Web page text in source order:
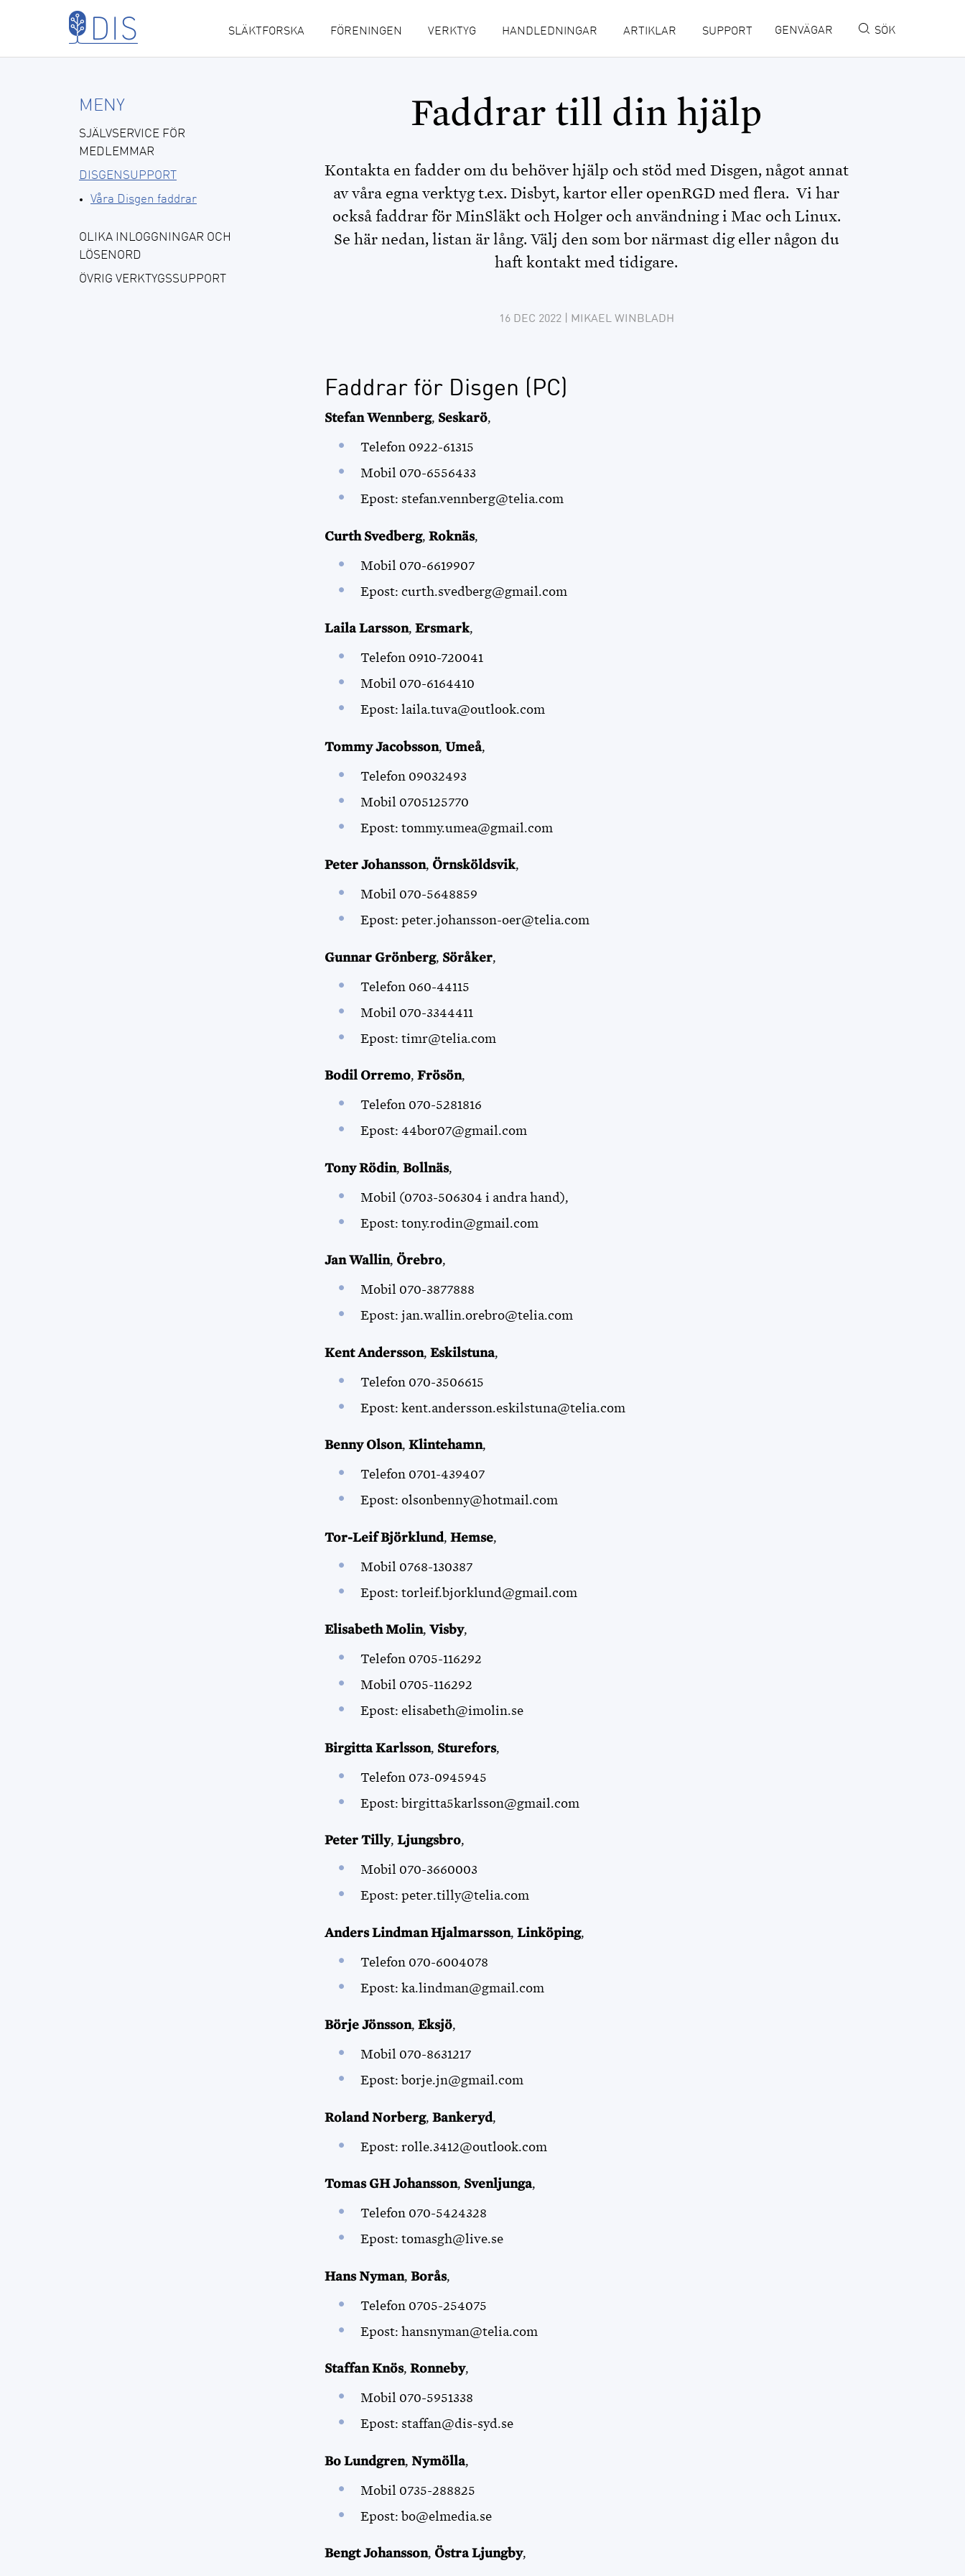
Hoppa till huvudinnehåll
GENVÄGAR SÖK
SLÄKTFORSKA FÖRENINGEN VERKTYG HANDLEDNINGAR ARTIKLAR SUPPORT
DIS FORUM
DIS WEBBSHOP
MENY
SJÄLVSERVICE FÖR
MEDLEMMAR
DISGENSUPPORT
Våra Disgen faddrar
OLIKA INLOGGNINGAR OCH
LÖSENORD
ÖVRIG VERKTYGSSUPPORT
Faddrar till din hjälp
Kontakta en fadder om du behöver hjälp och stöd med Disgen, något annat
av våra egna verktyg t.ex. Disbyt, kartor eller openRGD med flera. Vi har
också faddrar för MinSläkt och Holger och användning i Mac och Linux.
Se här nedan, listan är lång. Välj den som bor närmast dig eller någon du
haft kontakt med tidigare.
16 DEC 2022| MIKAEL WINBLADH
Faddrar för Disgen (PC)
Stefan Wennberg, Seskarö,
Telefon 0922-61315
Mobil 070-6556433
Epost: stefan.vennberg@telia.com
Curth Svedberg, Roknäs,
Mobil 070-6619907
Epost: curth.svedberg@gmail.com
Laila Larsson, Ersmark,
Telefon 0910-720041
Mobil 070-6164410
Epost: laila.tuva@outlook.com
Tommy Jacobsson, Umeå,
Telefon 09032493
Mobil 0705125770
Epost: tommy.umea@gmail.com
Peter Johansson, Örnsköldsvik,
Mobil 070-5648859
Epost: peter.johansson-oer@telia.com
Gunnar Grönberg, Söråker,
Telefon 060-44115
Mobil 070-3344411
Epost: timr@telia.com
Bodil Orremo, Frösön,
Telefon 070-5281816
Epost: 44bor07@gmail.com
Tony Rödin, Bollnäs,
Mobil (0703-506304 i andra hand),
Epost: tony.rodin@gmail.com
Jan Wallin, Örebro,
Mobil 070-3877888
Epost: jan.wallin.orebro@telia.com
Kent Andersson, Eskilstuna,
Telefon 070-3506615
Epost: kent.andersson.eskilstuna@telia.com
Benny Olson, Klintehamn,
Telefon 0701-439407
Epost: olsonbenny@hotmail.com
Tor-Leif Björklund, Hemse,
Mobil 0768-130387
Epost: torleif.bjorklund@gmail.com
Elisabeth Molin, Visby,
Telefon 0705-116292
Mobil 0705-116292
Epost: elisabeth@imolin.se
Birgitta Karlsson, Sturefors,
Telefon 073-0945945
Epost: birgitta5karlsson@gmail.com
Peter Tilly, Ljungsbro,
Mobil 070-3660003
Epost: peter.tilly@telia.com
Anders Lindman Hjalmarsson, Linköping,
Telefon 070-6004078
Epost: ka.lindman@gmail.com
Börje Jönsson, Eksjö,
Mobil 070-8631217
Epost: borje.jn@gmail.com
Roland Norberg, Bankeryd,
Epost: rolle.3412@outlook.com
Tomas GH Johansson, Svenljunga,
Telefon 070-5424328
Epost: tomasgh@live.se
Hans Nyman, Borås,
Telefon 0705-254075
Epost: hansnyman@telia.com
Staffan Knös, Ronneby,
Mobil 070-5951338
Epost: staffan@dis-syd.se
Bo Lundgren, Nymölla,
Mobil 0735-288825
Epost: bo@elmedia.se
Bengt Johansson, Östra Ljungby,